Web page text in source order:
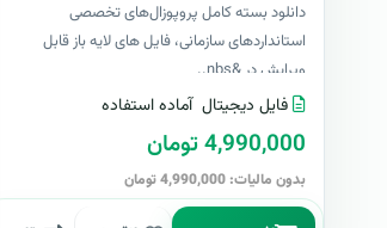
دانلود بسته کامل پروپوزال‌های تخصصی
استانداردهای سازمانی، فایل های لایه باز قابل
ویرایش در &nbs..
فایل دیجیتال آماده استفاده
4,990,000 تومان
بدون مالیات: 4,990,000 تومان